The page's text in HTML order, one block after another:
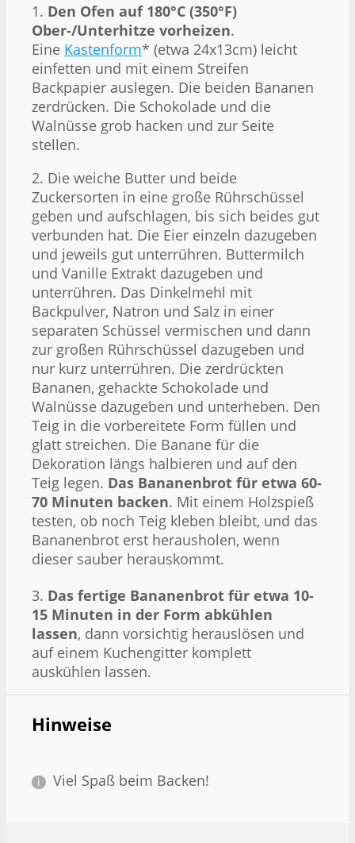
1. Den Ofen auf 180°C (350°F)
Ober-/Unterhitze vorheizen.
Eine Kastenform* (etwa 24x13cm) leicht
einfetten und mit einem Streifen
Backpapier auslegen. Die beiden Bananen
zerdrücken. Die Schokolade und die
Walnüsse grob hacken und zur Seite
stellen.
2. Die weiche Butter und beide
Zuckersorten in eine große Rührschüssel
geben und aufschlagen, bis sich beides gut
verbunden hat. Die Eier einzeln dazugeben
und jeweils gut unterrühren. Buttermilch
und Vanille Extrakt dazugeben und
unterrühren. Das Dinkelmehl mit
Backpulver, Natron und Salz in einer
separaten Schüssel vermischen und dann
zur großen Rührschüssel dazugeben und
nur kurz unterrühren. Die zerdrückten
Bananen, gehackte Schokolade und
Walnüsse dazugeben und unterheben. Den
Teig in die vorbereitete Form füllen und
glatt streichen. Die Banane für die
Dekoration längs halbieren und auf den
Teig legen. Das Bananenbrot für etwa 60-
70 Minuten backen. Mit einem Holzspieß
testen, ob noch Teig kleben bleibt, und das
Bananenbrot erst herausholen, wenn
dieser sauber herauskommt.
3. Das fertige Bananenbrot für etwa 10-
15 Minuten in der Form abkühlen
lassen, dann vorsichtig herauslösen und
auf einem Kuchengitter komplett
auskühlen lassen.
Hinweise
Viel Spaß beim Backen!